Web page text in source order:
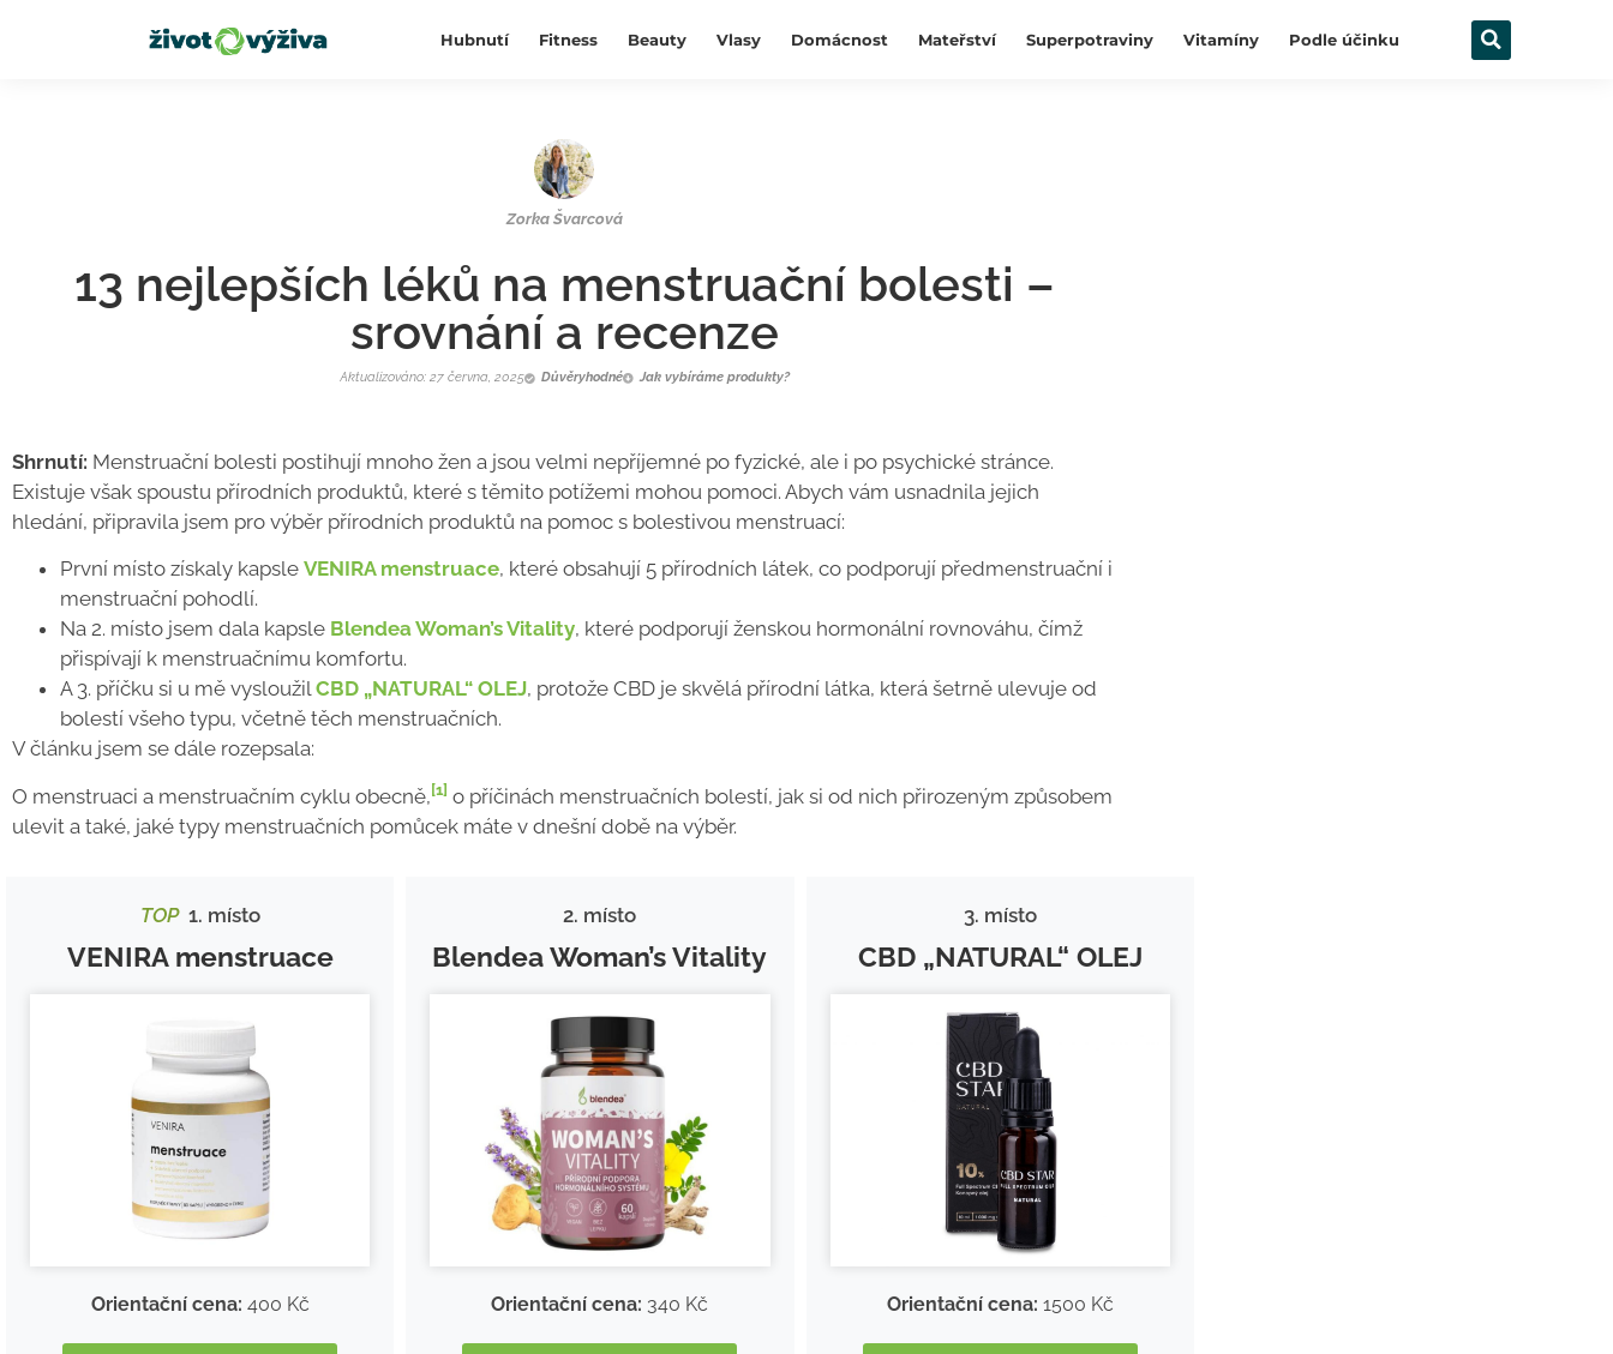
Hubnutí Fitness Beauty Vlasy Domácnost Mateřství Superpotraviny Vitamíny Podle účinku
Zorka Švarcová
13 nejlepších léků na menstruační bolesti –
srovnání a recenze
Aktualizováno: 27 června, 2025 Důvěryhodné Jak vybíráme produkty?
Shrnutí: Menstruační bolesti postihují mnoho žen a jsou velmi nepříjemné po fyzické, ale i po psychické stránce.
Existuje však spoustu přírodních produktů, které s těmito potížemi mohou pomoci. Abych vám usnadnila jejich
hledání, připravila jsem pro výběr přírodních produktů na pomoc s bolestivou menstruací:
První místo získaly kapsle VENIRA menstruace, které obsahují 5 přírodních látek, co podporují předmenstruační i
menstruační pohodlí.
Na 2. místo jsem dala kapsle Blendea Woman’s Vitality, které podporují ženskou hormonální rovnováhu, čímž
přispívají k menstruačnímu komfortu.
A 3. příčku si u mě vysloužilCBD „NATURAL“ OLEJ, protože CBD je skvělá přírodní látka, která šetrně ulevuje od
bolestí všeho typu, včetně těch menstruačních.
V článku jsem se dále rozepsala:
O menstruaci a menstruačním cyklu obecně, [1] o příčinách menstruačních bolestí, jak si od nich přirozeným způsobem
ulevit a také, jaké typy menstruačních pomůcek máte v dnešní době na výběr.
TOP1. místo
VENIRA menstruace
Orientační cena: 400 Kč
2. místo
Blendea Woman’s Vitality
Orientační cena: 340 Kč
3. místo
CBD „NATURAL“ OLEJ
Orientační cena: 1500 Kč